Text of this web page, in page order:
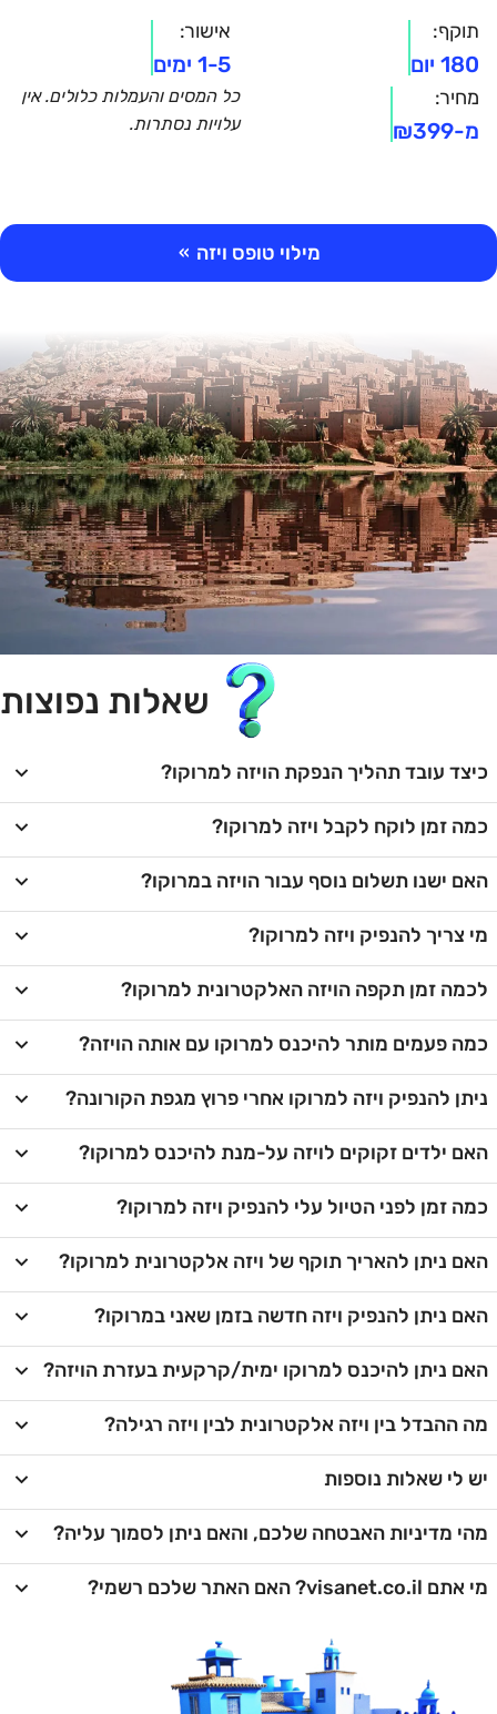
תוקף:
180 יום
אישור:
1-5 ימים
מחיר:
מ-₪399
כל המסים והעמלות כלולים. אין
עלויות נסתרות.
מילוי טופס ויזה »
שאלות נפוצות
כיצד עובד תהליך הנפקת הויזה למרוקו?
כמה זמן לוקח לקבל ויזה למרוקו?
האם ישנו תשלום נוסף עבור הויזה במרוקו?
מי צריך להנפיק ויזה למרוקו?
לכמה זמן תקפה הויזה האלקטרונית למרוקו?
כמה פעמים מותר להיכנס למרוקו עם אותה הויזה?
ניתן להנפיק ויזה למרוקו אחרי פרוץ מגפת הקורונה?
האם ילדים זקוקים לויזה על-מנת להיכנס למרוקו?
כמה זמן לפני הטיול עלי להנפיק ויזה למרוקו?
האם ניתן להאריך תוקף של ויזה אלקטרונית למרוקו?
האם ניתן להנפיק ויזה חדשה בזמן שאני במרוקו?
האם ניתן להיכנס למרוקו ימית/קרקעית בעזרת הויזה?
מה ההבדל בין ויזה אלקטרונית לבין ויזה רגילה?
יש לי שאלות נוספות
מהי מדיניות האבטחה שלכם, והאם ניתן לסמוך עליה?
מי אתם visanet.co.il? האם האתר שלכם רשמי?